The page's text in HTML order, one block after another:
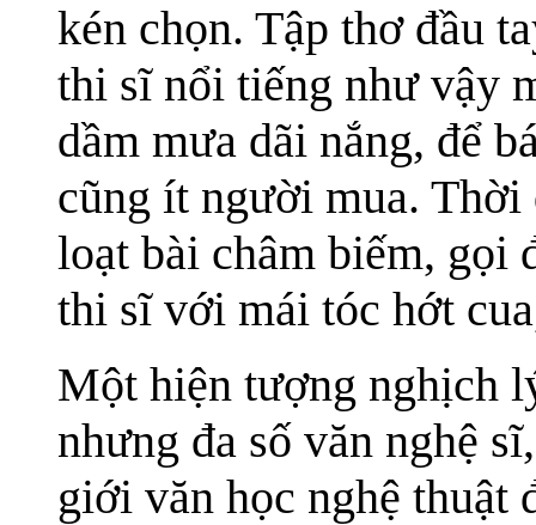
kén chọn. Tập thơ đầu
thi sĩ nổi tiếng như vậy
dầm mưa dãi nắng, để
cũng ít người mua.
loạt bài châm biếm, gọi
thi sĩ với mái tóc hớt
Một hiện tượng nghịch
nhưng đa số văn nghệ
giới văn học nghệ thuật